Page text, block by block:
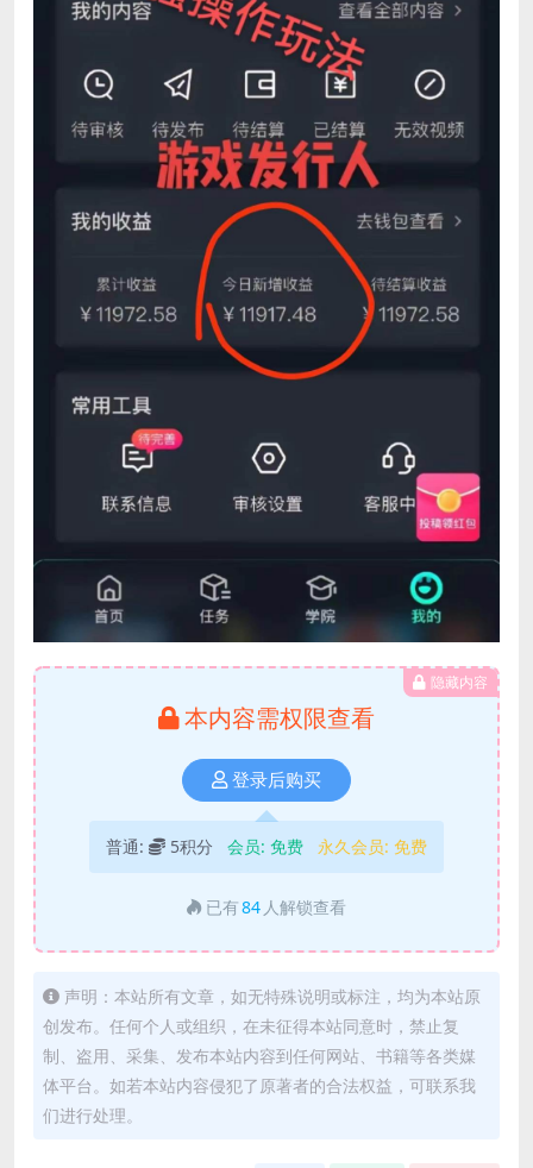
隐藏内容
本内容需权限查看
登录后购买
普通: 5积分 会员: 免费 永久会员: 免费
已有84 人解锁查看
声明：本站所有文章，如无特殊说明或标注，均为本站原
创发布。任何个人或组织，在未征得本站同意时，禁止复
制、盗用、采集、发布本站内容到任何网站、书籍等各类媒
体平台。如若本站内容侵犯了原著者的合法权益，可联系我
们进行处理。